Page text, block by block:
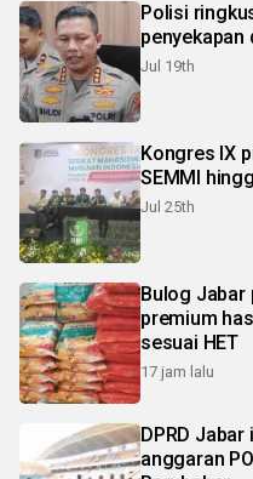
Polisi
penyekapan
Jul 19th
Kongres IX
SEMMI
Jul 25th
Bulog Jabar
premium
sesuai HET
17 jam lalu
DPRD
anggaran